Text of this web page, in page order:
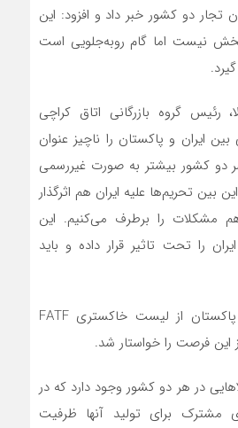
تجار دو کشور خبر داد و افزود: این
نیست اما گام روبه‌جلویی است
رئیس گروه بازرگانی اتاق کراچی
ایران و پاکستان را ناچیز عنوان
دو کشور بیشتر به صورت غیررسمی
بین تحریم‌ها علیه ایران هم اثرگذار
مشکلات را برطرف می‌کنیم. این
را تحت تاثیر قرار داده و باید
او در ادامه به خروج پاکستان از لیست خاکستری FATF
این فرصت را خواستار شد.
در هر دو کشور وجود دارد که در
مشترک برای تولید آنها ظرفیت